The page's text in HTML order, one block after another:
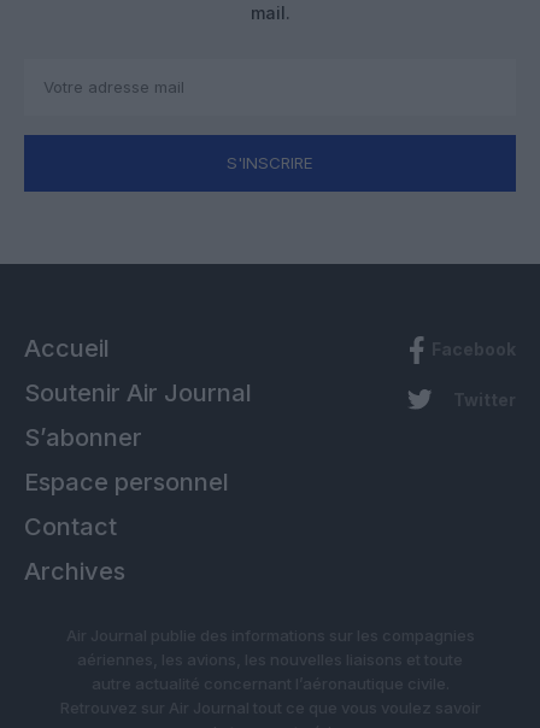
mail.
S'INSCRIRE
Accueil
Soutenir Air Journal
S’abonner
Espace personnel
Contact
Archives